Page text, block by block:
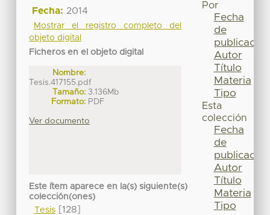
Fecha: 2014
Mostrar el registro completo del
objeto digital
Ficheros en el objeto digital
Nombre:
Tesis.417155.pdf
Tamaño: 3.136Mb
Formato: PDF
Ver documento
Este ítem aparece en la(s) siguiente(s)
colección(ones)
Tesis[128]
Por
Fecha
de
publicación
Autor
Título
Materia
Tipo
Esta
colección
Fecha
de
publicación
Autor
Título
Materia
Tipo